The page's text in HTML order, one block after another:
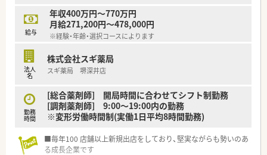
給与
年収400万円～770万円
月給271,200円～478,000円
※経験・年齢・選択コースによります
法人
名
株式会社スギ薬局
スギ薬局 堺深井店
勤務
時間
[総合薬剤師] 開局時間に合わせてシフト制勤務
[調剤薬剤師] 9:00～19:00内の勤務
※変形労働時間制(実働1日平均8時間勤務)
■毎年100 店舗以上新規出店をしており、堅実ながらも勢いのあ
る成長企業です